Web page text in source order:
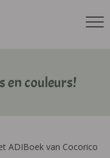
en couleurs!
ADIBoek van Cocorico